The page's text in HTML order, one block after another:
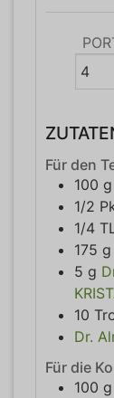
Für den
100 g
1/2
1/4
175 g
5 g
10
Dr.
Für die
100 g